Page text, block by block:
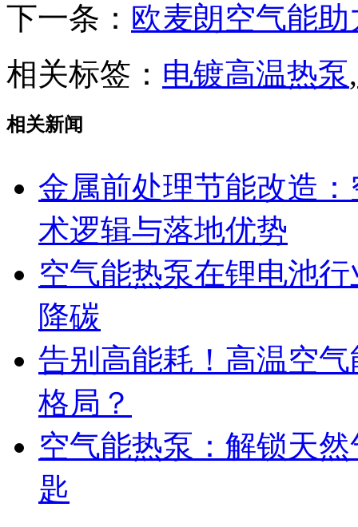
下一条： 欧麦朗空气能
相关标签： 电镀高温热泵,
相关新闻
金属前处理节能改造
术逻辑与落地优势
空气能热泵在锂电池
降碳
告别高能耗！高温空
格局？
空气能热泵：解锁天
匙